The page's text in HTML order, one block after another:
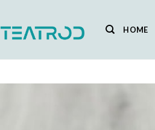
HOME